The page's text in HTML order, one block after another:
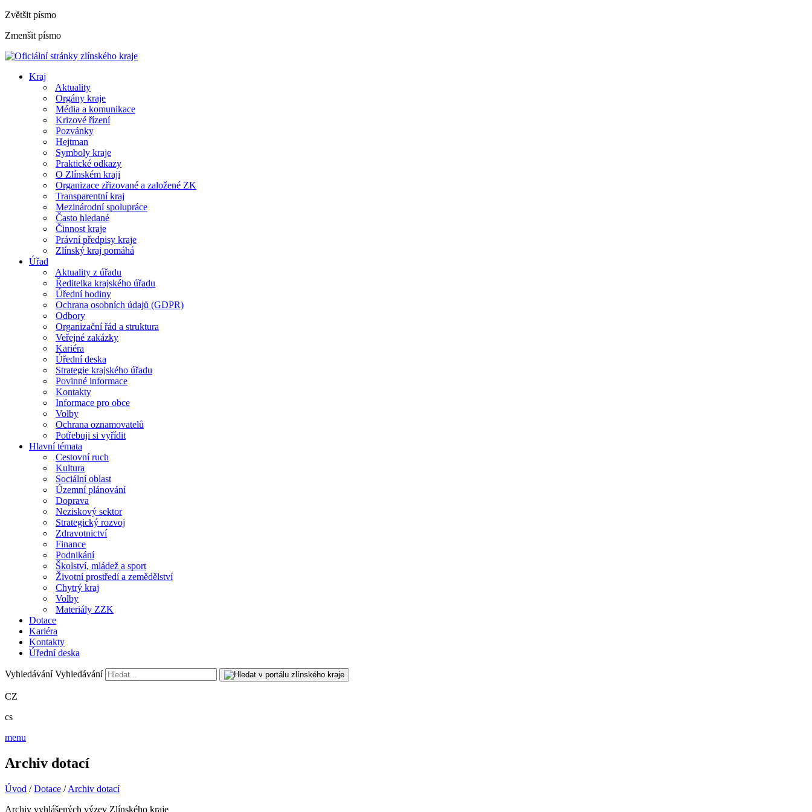
Zvětšit písmo
Zmenšit písmo
Kraj
Aktuality
Orgány kraje
Média a komunikace
Krizové řízení
Pozvánky
Hejtman
Symboly kraje
Praktické odkazy
O Zlínském kraji
Organizace zřizované a založené ZK
Transparentní kraj
Mezinárodní spolupráce
Často hledané
Činnost kraje
Právní předpisy kraje
Zlínský kraj pomáhá
Úřad
Aktuality z úřadu
Ředitelka krajského úřadu
Úřední hodiny
Ochrana osobních údajů (GDPR)
Odbory
Organizační řád a struktura
Veřejné zakázky
Kariéra
Úřední deska
Strategie krajského úřadu
Povinné informace
Kontakty
Informace pro obce
Volby
Ochrana oznamovatelů
Potřebuji si vyřídit
Hlavní témata
Cestovní ruch
Kultura
Sociální oblast
Územní plánování
Doprava
Neziskový sektor
Strategický rozvoj
Zdravotnictví
Finance
Podnikání
Školství, mládež a sport
Životní prostředí a zemědělství
Chytrý kraj
Volby
Materiály ZZK
Dotace
Kariéra
Kontakty
Úřední deska
Vyhledávání Vyhledávání
CZ
cs
menu
Archiv dotací
Úvod /Dotace /Archiv dotací
Archiv vyhlášených výzev Zlínského kraje